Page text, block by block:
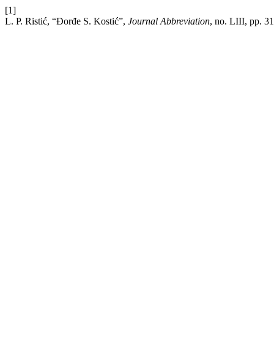
[1]
L. P. Ristić, “Đorđe S. Kostić”, Journal Abbreviation, no. LIII, pp.